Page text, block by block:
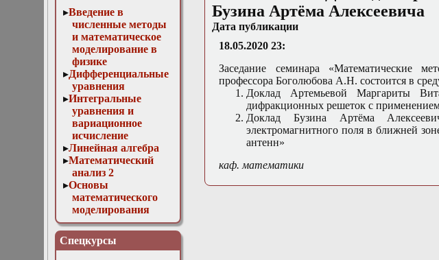
Введение в
численные методы
и математическое
моделирование в
физике
Дифференциальные
уравнения
Интегральные
уравнения и
вариационное
исчисление
Линейная алгебра
Математический
анализ 2
Основы
математического
моделирования
Численные методы
в физике
Спецкурсы
Бузина Артёма Алексеевича
Дата публикации
18.05.2020 23:
Заседание семинара «Математические
профессора Боголюбова А.Н. состоится в
Доклад Артемьевой Маргариты
дифракционных решеток с
Доклад Бузина Артёма
электромагнитного поля в ближней
антенн»
каф. математики